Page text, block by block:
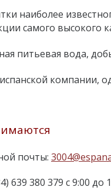
наиболее
самого высокого
питьевая вода,
компании,
почты:
639 380 379 с 9:00